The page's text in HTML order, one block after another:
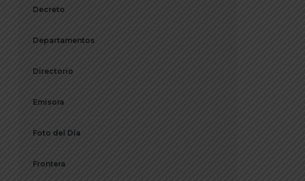
Decreto
Departamentos
Directorio
Emisora
Foto del Día
Frontera